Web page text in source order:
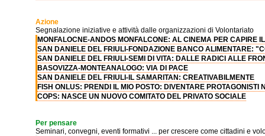
Azione
Segnalazione iniziative e attività dalle organizzazioni di Volontariato
MONFALOCNE-ANDOS MONFALCONE: AL CINEMA PER CAPIRE
SAN DANIELE DEL FRIULI-FONDAZIONE BANCO ALIMENTARE:
SAN DANIELE DEL FRIULI-SEMI DI VITA: DALLE RADICI ALLE
BASOVIZZA-MONTEANALOGO: VIA DI PACE
SAN DANIELE DEL FRIULI-IL SAMARITAN: CREATIVABILMENTE
FISH ONLUS: PRENDI IL MIO POSTO: DIVENTARE PROTAGONISTI
COPS: NASCE UN NUOVO COMITATO DEL PRIVATO SOCIALE
Per pensare
Seminari, convegni, eventi formativi ... per crescere come cittadini e